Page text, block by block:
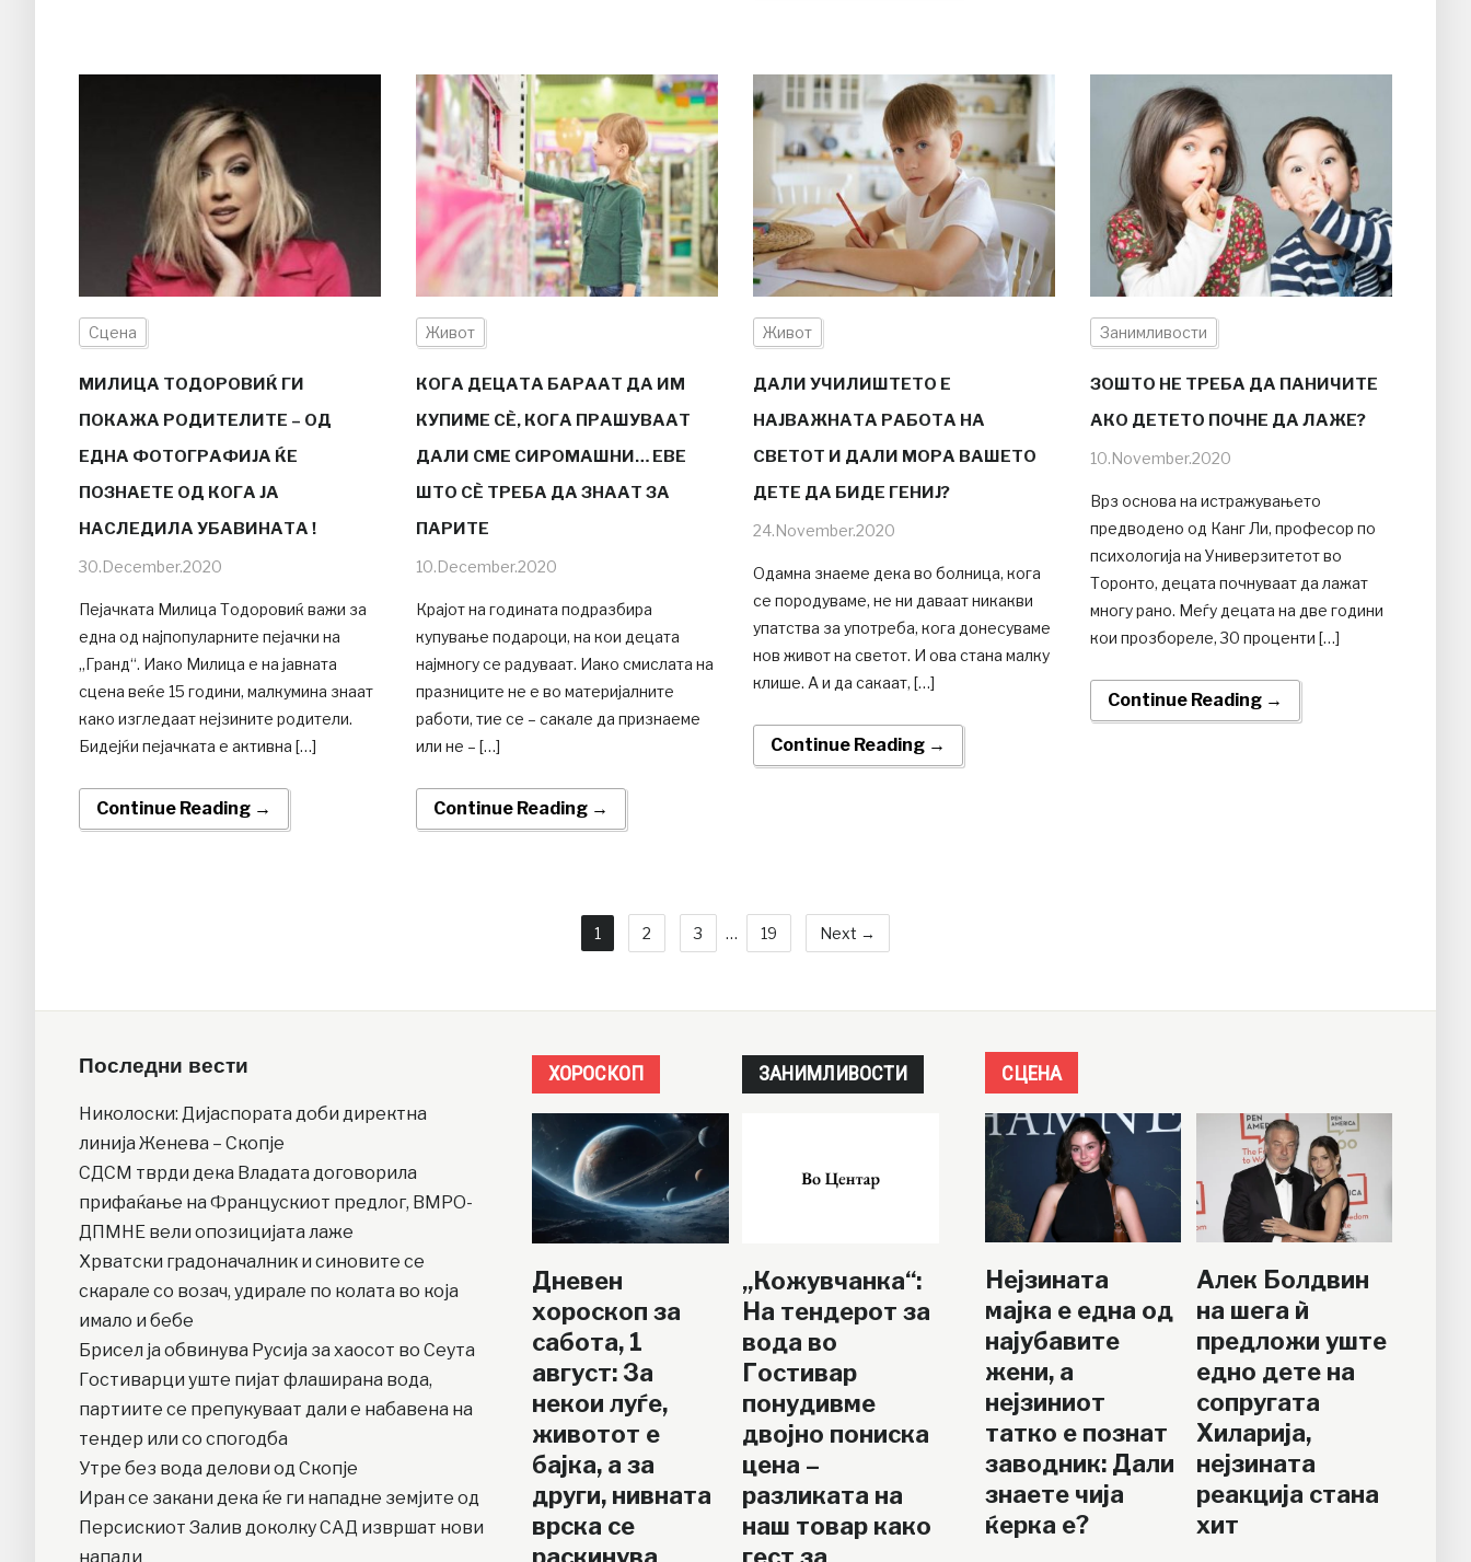
Сцена
МИЛИЦА ТОДОРОВИЌ ГИ
ПОКАЖА РОДИТЕЛИТЕ – OД
ЕДНА ФОТОГРАФИЈА ЌЕ
ПОЗНАЕТЕ ОД КОГА ЈА
НАСЛЕДИЛА УБАВИНАТА !
30.December.2020
Пејачката Милица Тодоровиќ важи за
една од најпопуларните пејачки на
„Гранд“. Иако Милица е на јавната
сцена веќе 15 години, малкумина знаат
како изгледаат нејзините родители.
Бидејќи пејачката е активна […]
Continue Reading →
Живот
КОГА ДЕЦАТА БАРААТ ДА ИМ
КУПИМЕ СÈ, КОГА ПРАШУВААТ
ДАЛИ СМЕ СИРОМАШНИ… ЕВЕ
ШТО СÈ ТРЕБА ДА ЗНААТ ЗА
ПАРИТЕ
10.December.2020
Крајот на годината подразбира
купување подароци, на кои децата
најмногу се радуваат. Иако смислата на
празниците не е во материјалните
работи, тие се – сакале да признаеме
или не – […]
Continue Reading →
Живот
ДАЛИ УЧИЛИШТЕТО Е
НАЈВАЖНАТА РАБОТА НА
СВЕТОТ И ДАЛИ МОРА ВАШЕТО
ДЕТЕ ДА БИДЕ ГЕНИЈ?
24.November.2020
Одамна знаеме дека во болница, кога
се породуваме, не ни даваат никакви
упатства за употреба, кога донесуваме
нов живот на светот. И ова стана малку
клише. А и да сакаат, […]
Continue Reading →
Занимливости
ЗОШТО НЕ ТРЕБА ДА ПАНИЧИТЕ
АКО ДЕТЕТО ПОЧНЕ ДА ЛАЖЕ?
10.November.2020
Врз основа на истражувањето
предводено од Канг Ли, професор по
психологија на Универзитетот во
Торонто, децата почнуваат да лажат
многу рано. Меѓу децата на две години
кои прозбореле, 30 проценти […]
Continue Reading →
1 2 3 … 19 Next →
Последни вести
Николоски: Дијаспората доби директна
линија Женева – Скопје
СДСМ тврди дека Владата договорила
прифаќање на Францускиот предлог, ВМРО-
ДПМНЕ вели опозицијата лаже
Хрватски градоначалник и синовите се
скарале со возач, удирале по колата во која
имало и бебе
Брисел ја обвинува Русија за хаосот во Сеута
Гостиварци уште пијат флаширана вода,
партиите се препукуваат дали е набавена на
тендер или со спогодба
Утре без вода делови од Скопје
Иран се закани дека ќе ги нападне земјите од
Персискиот Залив доколку САД извршат нови
напади
ХОРОСКОП
Дневен
хороскоп за
сабота, 1
август: За
некои луѓе,
животот е
бајка, а за
други, нивната
врска се
ЗАНИМЛИВОСТИ
„Кожувчанка“:
На тендерот за
вода во
Гостивар
понудивме
двојно пониска
цена –
разликата на
наш товар како
СЦЕНА
Нејзината
мајка е една од
најубавите
жени, а
нејзиниот
татко е познат
заводник: Дали
знаете чија
ќерка е?
Алек Болдвин
на шега ѝ
предложи уште
едно дете на
сопругата
Хиларија,
нејзината
реакција стана
хит